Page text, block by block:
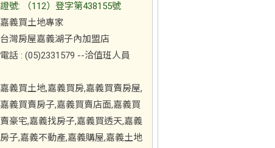
證號: （112）登字第438155號
嘉義買土地專家
台灣房屋嘉義湖子內加盟店
電話 : (05)2331579 --洽值班人員
嘉義買土地,嘉義買房,嘉義買賣房屋,
嘉義買賣房子,嘉義買賣店面,嘉義買
賣豪宅,嘉義找房子,嘉義買透天,嘉義
房子,嘉義不動產,嘉義購屋,嘉義土地